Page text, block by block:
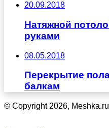
20.09.2018
Натяжной
руками
08.05.2018
Перекрытие
балкам
© Copyright 2026, Meshka.ru